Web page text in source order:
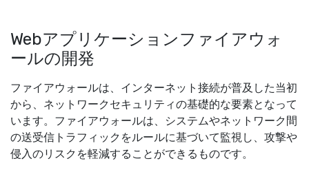
Webアプリケーションファイアウォ
ールの開発
ファイアウォールは、インターネット接続が普及した当初
から、ネットワークセキュリティの基礎的な要素となって
います。ファイアウォールは、システムやネットワーク間
の送受信トラフィックをルールに基づいて監視し、攻撃や
侵入のリスクを軽減することができるものです。